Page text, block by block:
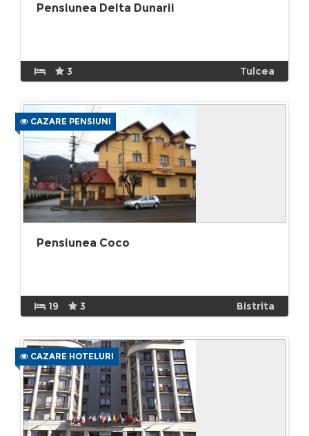
Pensiunea Delta Dunarii
3 Tulcea
CAZARE PENSIUNI
Pensiunea Coco
19 3 Bistrita
CAZARE HOTELURI